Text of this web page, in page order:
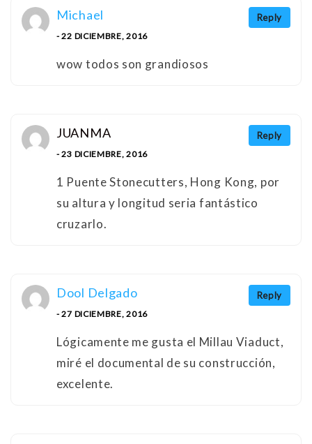
Reply
Michael
- 22 DICIEMBRE, 2016
wow todos son grandiosos
Reply
JUANMA
- 23 DICIEMBRE, 2016
1 Puente Stonecutters, Hong Kong, por
su altura y longitud seria fantástico
cruzarlo.
Reply
Dool Delgado
- 27 DICIEMBRE, 2016
Lógicamente me gusta el Millau Viaduct,
miré el documental de su construcción,
excelente.